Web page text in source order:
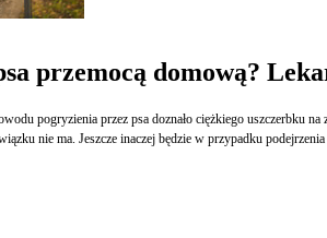
przemocą domową?
pogryzienia przez psa doznało ciężkiego
nie ma. Jeszcze inaczej będzie w przypadku